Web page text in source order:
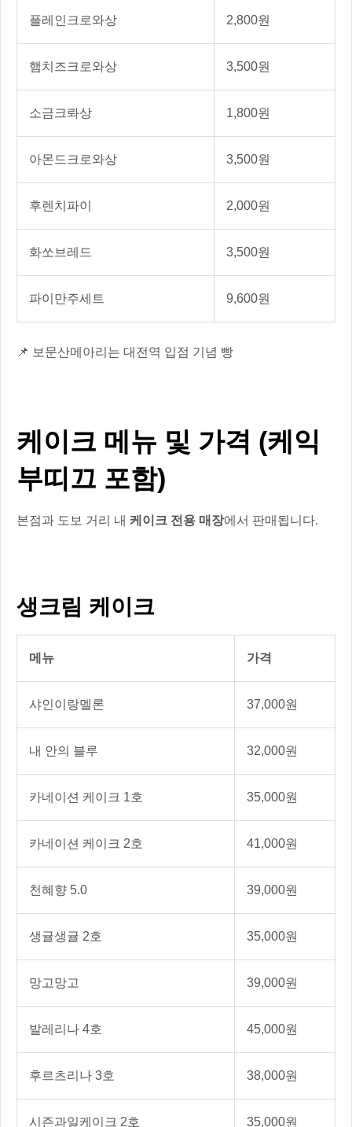
플레인크로와상 2,800원
햄치즈크로와상 3,500원
소금크롸상 1,800원
아몬드크로와상 3,500원
후렌치파이 2,000원
화쏘브레드 3,500원
파이만주세트 9,600원
📌 보문산메아리는 대전역 입점 기념 빵
케이크 메뉴 및 가격 (케익
부띠끄 포함)
본점과 도보 거리 내 케이크 전용 매장에서 판매됩니다.
생크림 케이크
메뉴 가격
샤인이랑멜론 37,000원
내 안의 블루 32,000원
카네이션 케이크 1호 35,000원
카네이션 케이크 2호 41,000원
천혜향 5.0 39,000원
생귤생귤 2호 35,000원
망고망고 39,000원
발레리나 4호 45,000원
후르츠리나 3호 38,000원
시즌과일케이크 2호 35,000원